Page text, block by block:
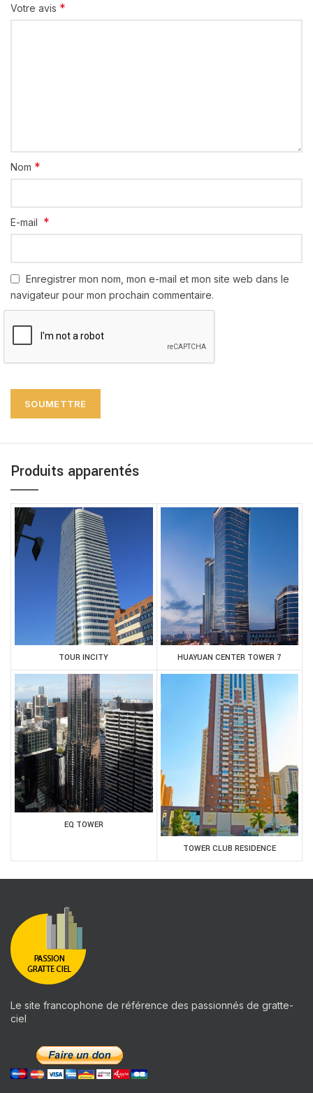
Votre avis *
Nom *
E-mail *
Enregistrer mon nom, mon e-mail et mon site web dans le
navigateur pour mon prochain commentaire.
Produits apparentés
TOUR INCITY HUAYUAN CENTER TOWER 7
EQ TOWER
TOWER CLUB RESIDENCE
Le site francophone de référence des passionnés de gratte-
ciel